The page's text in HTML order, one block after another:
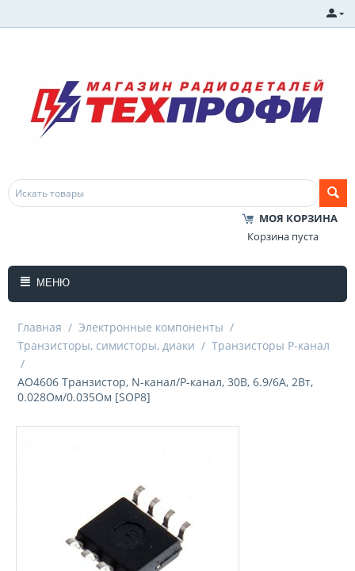
МОЯ КОРЗИНА
Корзина пуста
МЕНЮ
Главная / Электронные компоненты /
Транзисторы, симисторы, диаки / Транзисторы P-канал
/
AO4606 Транзистор, N-канал/P-канал, 30В, 6.9/6А, 2Вт,
0.028Ом/0.035Ом [SOP8]